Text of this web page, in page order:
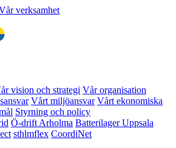
verksamhet
vision och strategi Vår organisation
Vårt miljöansvar Vårt ekonomiska
Styrning och policy
Ö-drift Arholma Batterilager Uppsala
sthlmflex CoordiNet